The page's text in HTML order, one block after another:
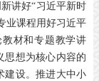
讲好“习近平新时
业课程用好习近平
材和专题教学讲
思想为核心内容的
建设。推进大中小